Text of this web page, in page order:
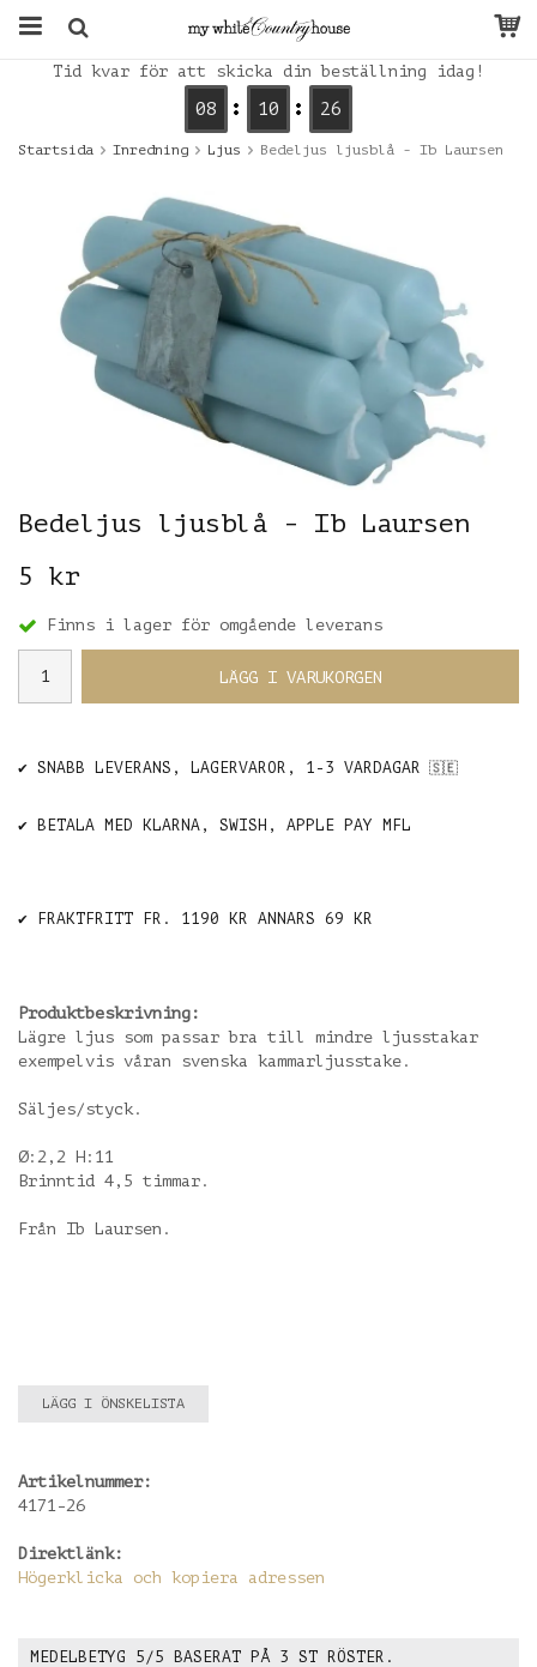
Tid kvar för att skicka din beställning idag!
08 10 26
Startsida Inredning Ljus Bedeljus ljusblå - Ib Laursen
Bedeljus ljusblå - Ib Laursen
5 kr
Finns i lager för omgående leverans
LÄGG I VARUKORGEN
✔️ SNABB LEVERANS, LAGERVAROR, 1-3 VARDAGAR 🇸🇪
✔️ BETALA MED KLARNA, SWISH, APPLE PAY MFL
✔️ FRAKTFRITT FR. 1190 KR ANNARS 69 KR
Produktbeskrivning:
Lägre ljus som passar bra till mindre ljusstakar
exempelvis våran svenska kammarljusstake.
Säljes/styck.
Ø:2,2 H:11
Brinntid 4,5 timmar.
Från Ib Laursen.
LÄGG I ÖNSKELISTA
Artikelnummer:
4171-26
Direktlänk:
Högerklicka och kopiera adressen
MEDELBETYG 5 /5 BASERAT PÅ 3 ST RÖSTER.